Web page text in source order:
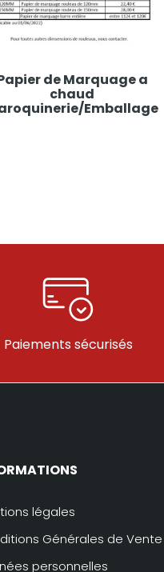
de Marquage a
chaud
Emballage
Paiements sécurisés
légales
Générales de Vente
personnelles